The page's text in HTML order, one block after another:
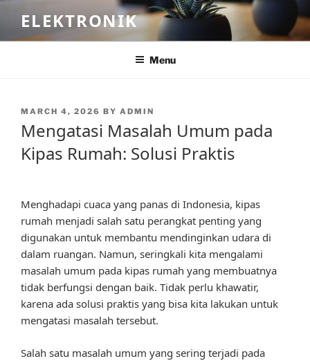
content
ELEKTRONIK
Menu
POSTED
MARCH 4, 2026 BY ADMIN
Mengatasi Masalah Umum pada
Kipas Rumah: Solusi Praktis
Menghadapi cuaca yang panas di Indonesia, kipas
rumah menjadi salah satu perangkat penting yang
digunakan untuk membantu mendinginkan udara di
dalam ruangan. Namun, seringkali kita mengalami
masalah umum pada kipas rumah yang membuatnya
tidak berfungsi dengan baik. Tidak perlu khawatir,
karena ada solusi praktis yang bisa kita lakukan untuk
mengatasi masalah tersebut.
Salah satu masalah umum yang sering terjadi pada